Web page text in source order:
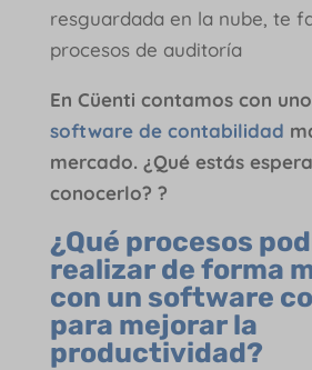
resguardada en la nube, te
procesos de auditoría
En Cüenti contamos con
software de contabilidad
mercado. ¿Qué estás
conocerlo? ?
¿Qué procesos
realizar de forma
con un software
para mejorar la
productividad?